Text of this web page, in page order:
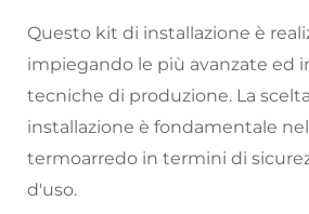
Questo kit di installazione è
impiegando le più avanzate ed
tecniche di produzione. La
installazione è fondamentale
termoarredo in termini di
d'uso.